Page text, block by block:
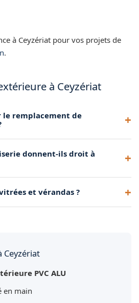
à Ceyzériat pour vos projets de
.
à Ceyzériat
le remplacement de
assurons la dépose de vos
donnent-ils droit à
MaPrimeRénov' et aux CEE. Nous
les démarches.
et vérandas ?
Ceyzériat
PVC ALU
en main